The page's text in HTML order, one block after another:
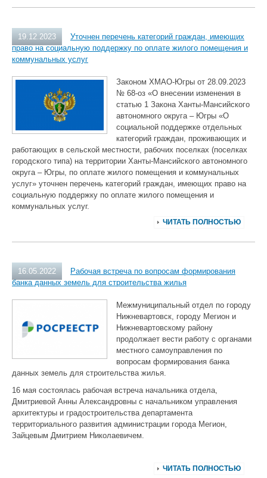
19.12.2023
Уточнен перечень категорий граждан, имеющих
право на социальную поддержку по оплате жилого помещения и
коммунальных услуг
Законом ХМАО-Югры от 28.09.2023
№ 68-оз «О внесении изменения в
статью 1 Закона Ханты-Мансийского
автономного округа – Югры «О
социальной поддержке отдельных
категорий граждан, проживающих и
работающих в сельской местности, рабочих поселках (поселках
городского типа) на территории Ханты-Мансийского автономного
округа – Югры, по оплате жилого помещения и коммунальных
услуг» уточнен перечень категорий граждан, имеющих право на
социальную поддержку по оплате жилого помещения и
коммунальных услуг.
ЧИТАТЬ ПОЛНОСТЬЮ
16.05.2022
Рабочая встреча по вопросам формирования
банка данных земель для строительства жилья
Межмуниципальный отдел по городу
Нижневартовск, городу Мегион и
Нижневартовскому району
продолжает вести работу с органами
местного самоуправления по
вопросам формирования банка
данных земель для строительства жилья.
16 мая состоялась рабочая встреча начальника отдела,
Дмитриевой Анны Александровны с начальником управления
архитектуры и градостроительства департамента
территориального развития администрации города Мегион,
Зайцевым Дмитрием Николаевичем.
ЧИТАТЬ ПОЛНОСТЬЮ